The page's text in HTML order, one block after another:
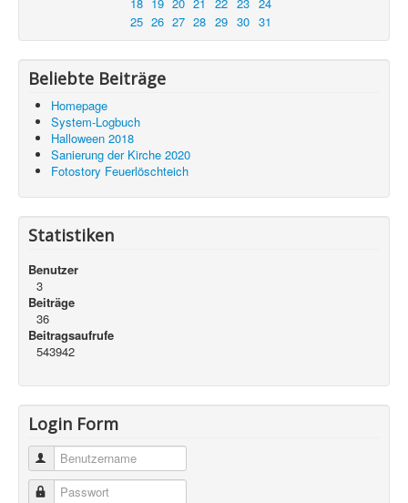
25 26 27 28 29 30 31
Beliebte Beiträge
Homepage
System-Logbuch
Halloween 2018
Sanierung der Kirche 2020
Fotostory Feuerlöschteich
Statistiken
Benutzer
3
Beiträge
36
Beitragsaufrufe
543942
Login Form
Benutzername
Passwort